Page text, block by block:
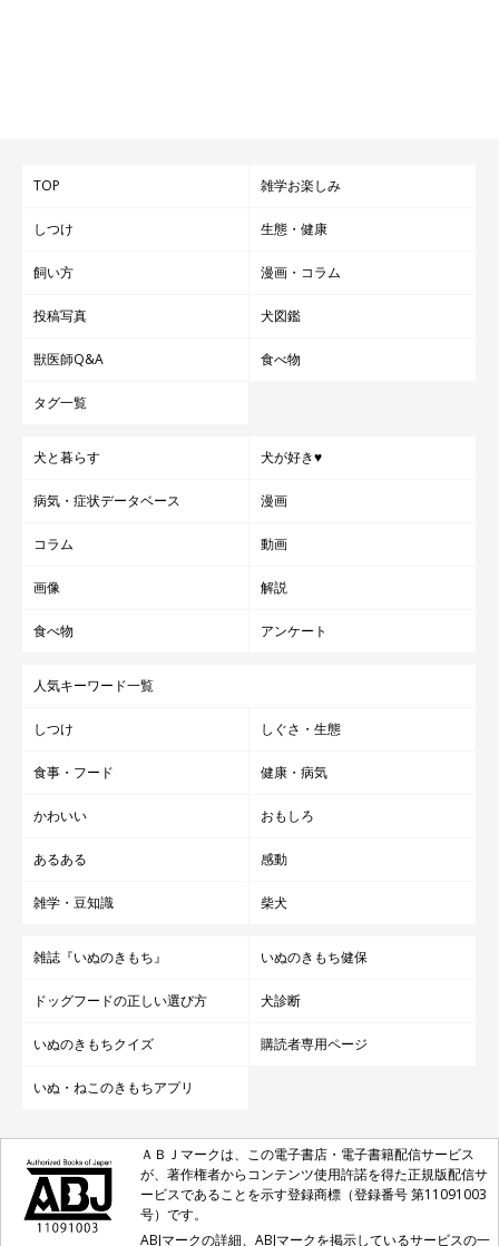
TOP 雑学お楽しみ
しつけ 生態・健康
飼い方 漫画・コラム
投稿写真 犬図鑑
獣医師Q&A 食べ物
タグ一覧
犬と暮らす 犬が好き♥
病気・症状データベース 漫画
コラム 動画
画像 解説
食べ物 アンケート
人気キーワード一覧
しつけ しぐさ・生態
食事・フード 健康・病気
かわいい おもしろ
あるある 感動
雑学・豆知識 柴犬
雑誌『いぬのきもち』 いぬのきもち健保
ドッグフードの正しい選び方 犬診断
いぬのきもちクイズ 購読者専用ページ
いぬ・ねこのきもちアプリ
ＡＢＪマークは、この電子書店・電子書籍配信サービス
が、著作権者からコンテンツ使用許諾を得た正規版配信サ
ービスであることを示す登録商標（登録番号 第11091003
号）です。
ABJマークの詳細、ABJマークを掲示しているサービスの一